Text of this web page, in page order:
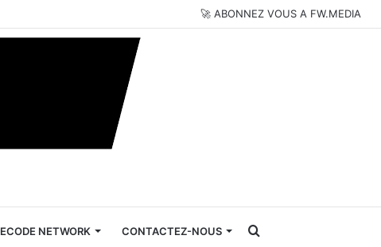
🚀 ABONNEZ VOUS A FW.MEDIA
NETWORK CONTACTEZ-NOUS Rechercher